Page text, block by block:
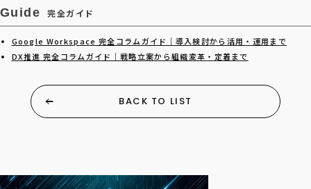
Guide 完全ガイド
Google Workspace 完全コラムガイド｜導入検討から活用・運用まで
DX推進 完全コラムガイド｜戦略立案から組織変革・定着まで
BACK TO LIST